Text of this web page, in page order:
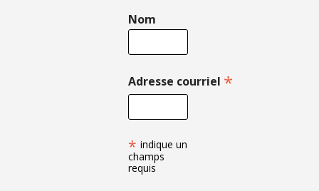
Nom
Adresse courriel *
* indique un
champs
requis